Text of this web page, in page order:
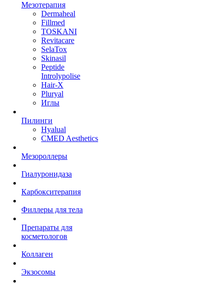
Мезотерапия
Dermaheal
Fillmed
TOSKANI
Revitacare
SelaTox
Skinasil
Peptide
Introlypolise
Hair-X
Pluryal
Иглы
Пилинги
Hyalual
CMED Aesthetics
Мезороллеры
Гиалуронидаза
Карбокситерапия
Филлеры для тела
Препараты для
косметологов
Коллаген
Экзосомы